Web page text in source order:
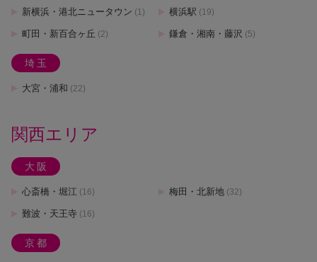
新横浜・港北ニュータウン (1) 横浜駅 (19)
町田・新百合ヶ丘 (2) 鎌倉・湘南・藤沢 (5)
埼玉
大宮・浦和 (22)
関西エリア
大阪
心斎橋・堀江 (16) 梅田・北新地 (32)
難波・天王寺 (16)
京都